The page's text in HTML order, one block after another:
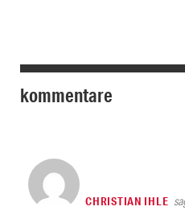
kommentare
CHRISTIAN IHLE